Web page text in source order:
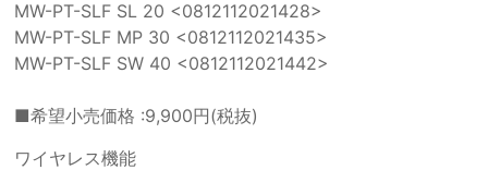
MW-PT-SLF SL 20 <0812112021428>
MW-PT-SLF MP 30 <0812112021435>
MW-PT-SLF SW 40 <0812112021442>
■希望小売価格 :9,900円(税抜)
ワイヤレス機能